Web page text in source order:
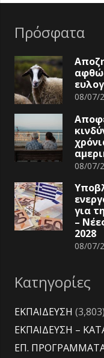
Πρόσφατα
08/07/
08/07/
για
–
2028
08/07/
Κατηγορίες
ΕΚΠΑΙΔΕΥΣΗ (3,803)
ΕΚΠΑΙΔΕΥΣΗ –
ΕΠ.